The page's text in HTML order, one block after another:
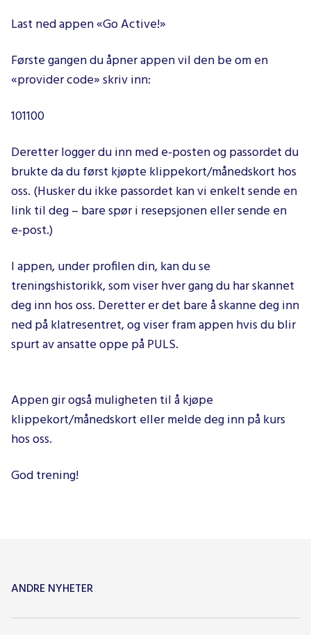
Last ned appen «Go Active!»
Første gangen du åpner appen vil den be om en
«provider code» skriv inn:
101100
Deretter logger du inn med e-posten og passordet du
brukte da du først kjøpte klippekort/månedskort hos
oss. (Husker du ikke passordet kan vi enkelt sende en
link til deg – bare spør i resepsjonen eller sende en
e-post.)
I appen, under profilen din, kan du se
treningshistorikk, som viser hver gang du har skannet
deg inn hos oss. Deretter er det bare å skanne deg inn
ned på klatresentret, og viser fram appen hvis du blir
spurt av ansatte oppe på PULS.
Appen gir også muligheten til å kjøpe
klippekort/månedskort eller melde deg inn på kurs
hos oss.
God trening!
ANDRE NYHETER